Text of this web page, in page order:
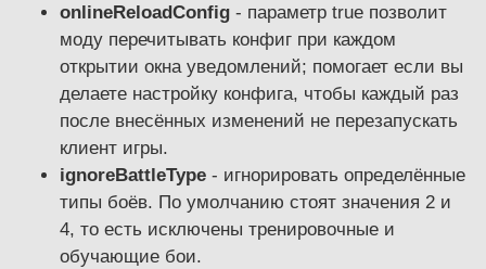
onlineReloadConfig - параметр true позволит
моду перечитывать конфиг при каждом
открытии окна уведомлений; помогает если вы
делаете настройку конфига, чтобы каждый раз
после внесённых изменений не перезапускать
клиент игры.
ignoreBattleType - игнорировать определённые
типы боёв. По умолчанию стоят значения 2 и
4, то есть исключены тренировочные и
обучающие бои.